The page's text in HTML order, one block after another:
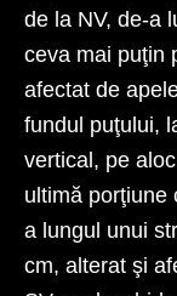
de la NV, de-a
ceva mai puţin
afectat de
fundul puţului,
vertical, pe
ultimă porţiune
a lungul unui
cm, alterat şi